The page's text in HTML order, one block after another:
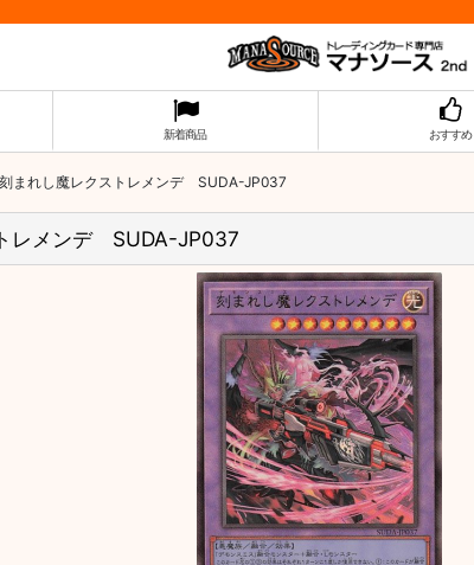
新着商品 おすすめ
刻まれし魔レクストレメンデ SUDA-JP037
レメンデ SUDA-JP037